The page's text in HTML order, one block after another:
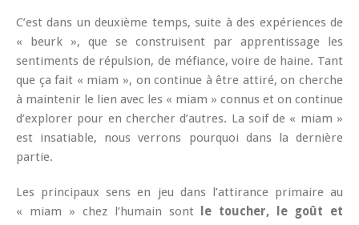
C’est dans un deuxième temps, suite à des expériences de
« beurk », que se construisent par apprentissage les
sentiments de répulsion, de méfiance, voire de haine. Tant
que ça fait « miam », on continue à être attiré, on cherche
à maintenir le lien avec les « miam » connus et on continue
d’explorer pour en chercher d’autres. La soif de « miam »
est insatiable, nous verrons pourquoi dans la dernière
partie.
Les principaux sens en jeu dans l’attirance primaire au
« miam » chez l’humain sont
le toucher, le goût et